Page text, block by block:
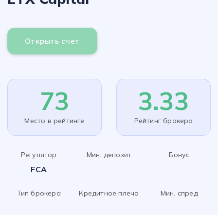
Открыть счет
73
Место в рейтинге
3.33
Рейтинг брокера
Регулятор
FCA
Мин. депозит Бонус
Тип брокера Кредитное плечо Мин. спред